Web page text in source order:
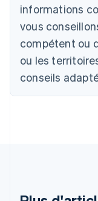
informations
vous
compétent ou
ou les
conseils
Brésil
Bulgarie
English
Canada
English Français
Chine